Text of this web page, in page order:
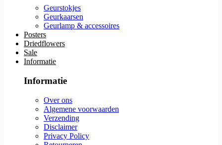
Geurstokjes
Geurkaarsen
Geurlamp & accessoires
Posters
Driedflowers
Sale
Informatie
Informatie
Over ons
Algemene voorwaarden
Verzending
Disclaimer
Privacy Policy